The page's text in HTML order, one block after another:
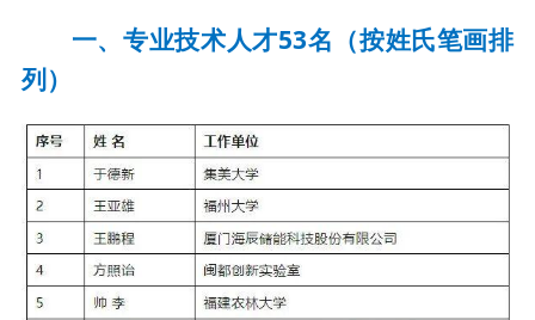
一、专业技术人才53名（按姓氏笔画排
列）